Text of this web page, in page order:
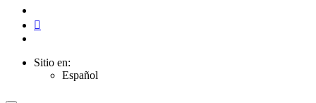
Sitio en:
Español